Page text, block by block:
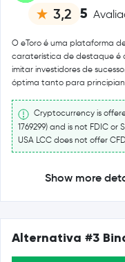
3,2 5
O eToro é uma plataforma
caraterística de destaque é
imitar investidores de
óptima tanto para
Cryptocurrency is
1769299) and is not FDIC or
USA LCC does not offer
Show more
Alternativa #3